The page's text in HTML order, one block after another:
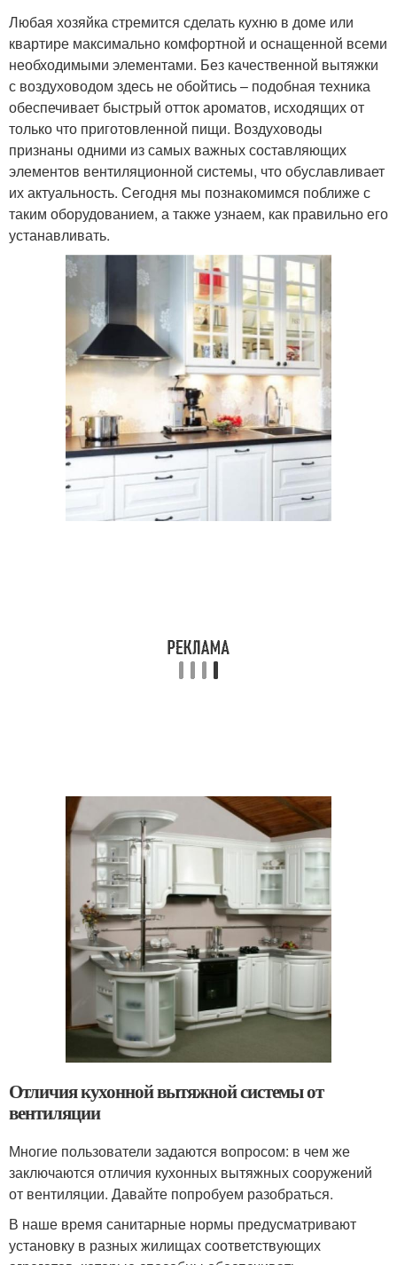
Любая хозяйка стремится сделать кухню в доме или
квартире максимально комфортной и оснащенной всеми
необходимыми элементами. Без качественной вытяжки
с воздуховодом здесь не обойтись – подобная техника
обеспечивает быстрый отток ароматов, исходящих от
только что приготовленной пищи. Воздуховоды
признаны одними из самых важных составляющих
элементов вентиляционной системы, что обуславливает
их актуальность. Сегодня мы познакомимся поближе с
таким оборудованием, а также узнаем, как правильно его
устанавливать.
Отличия кухонной вытяжной системы от
вентиляции
Многие пользователи задаются вопросом: в чем же
заключаются отличия кухонных вытяжных сооружений
от вентиляции. Давайте попробуем разобраться.
В наше время санитарные нормы предусматривают
установку в разных жилищах соответствующих